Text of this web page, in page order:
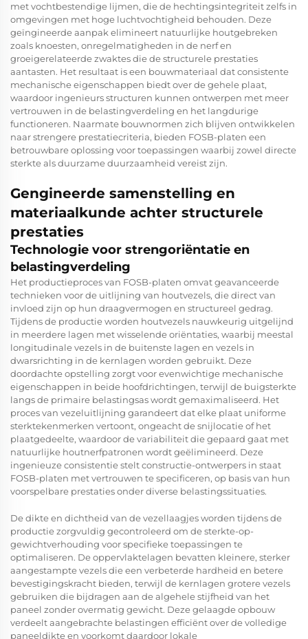
met vochtbestendige lijmen, die de hechtingsintegriteit zelfs in
omgevingen met hoge luchtvochtigheid behouden. Deze
geïngineerde aanpak elimineert natuurlijke houtgebreken
zoals knoesten, onregelmatigheden in de nerf en
groeigerelateerde zwaktes die de structurele prestaties
aantasten. Het resultaat is een bouwmateriaal dat consistente
mechanische eigenschappen biedt over de gehele plaat,
waardoor ingenieurs structuren kunnen ontwerpen met meer
vertrouwen in de belastingverdeling en het langdurige
functioneren. Naarmate bouwnormen zich blijven ontwikkelen
naar strengere prestatiecriteria, bieden FOSB-platen een
betrouwbare oplossing voor toepassingen waarbij zowel directe
sterkte als duurzame duurzaamheid vereist zijn.
Gengineerde samenstelling en
materiaalkunde achter structurele
prestaties
Technologie voor strengoriëntatie en
belastingverdeling
Het productieproces van FOSB-platen omvat geavanceerde
technieken voor de uitlijning van houtvezels, die direct van
invloed zijn op hun draagvermogen en structureel gedrag.
Tijdens de productie worden houtvezels nauwkeurig uitgelijnd
in meerdere lagen met wisselende oriëntaties, waarbij meestal
longitudinale vezels in de buitenste lagen en vezels in
dwarsrichting in de kernlagen worden gebruikt. Deze
doordachte opstelling zorgt voor evenwichtige mechanische
eigenschappen in beide hoofdrichtingen, terwijl de buigsterkte
langs de primaire belastingsas wordt gemaximaliseerd. Het
proces van vezeluitlijning garandeert dat elke plaat uniforme
sterktekenmerken vertoont, ongeacht de snijlocatie of het
plaatgedeelte, waardoor de variabiliteit die gepaard gaat met
natuurlijke houtnerfpatronen wordt geëlimineerd. Deze
ingenieuze consistentie stelt constructie-ontwerpers in staat
FOSB-platen met vertrouwen te specificeren, op basis van hun
voorspelbare prestaties onder diverse belastingssituaties.
De dikte en dichtheid van de vezellaagjes worden tijdens de
productie zorgvuldig gecontroleerd om de sterkte-op-
gewichtverhouding voor specifieke toepassingen te
optimaliseren. De oppervlaktelagen bevatten kleinere, sterker
aangestampte vezels die een verbeterde hardheid en betere
bevestigingskracht bieden, terwijl de kernlagen grotere vezels
gebruiken die bijdragen aan de algehele stijfheid van het
paneel zonder overmatig gewicht. Deze gelaagde opbouw
verdeelt aangebrachte belastingen efficiënt over de volledige
paneeldikte en voorkomt daardoor lokale